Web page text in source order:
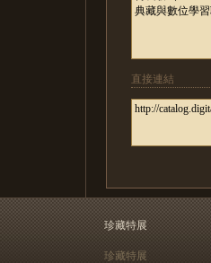
直接連結
珍藏特展
珍藏特展